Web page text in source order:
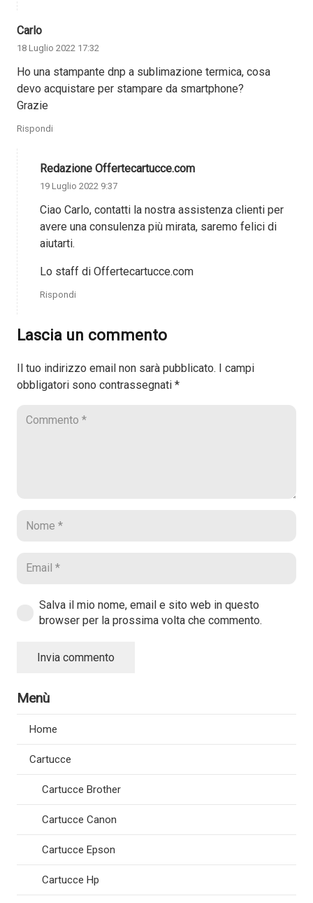
Carlo
18 Luglio 2022 17:32
Ho una stampante dnp a sublimazione termica, cosa
devo acquistare per stampare da smartphone?
Grazie
Rispondi
Redazione Offertecartucce.com
19 Luglio 2022 9:37
Ciao Carlo, contatti la nostra assistenza clienti per
avere una consulenza più mirata, saremo felici di
aiutarti.
Lo staff di Offertecartucce.com
Rispondi
Lascia un commento
Il tuo indirizzo email non sarà pubblicato. I campi
obbligatori sono contrassegnati *
Salva il mio nome, email e sito web in questo
browser per la prossima volta che commento.
Invia commento
Menù
Home
Cartucce
Cartucce Brother
Cartucce Canon
Cartucce Epson
Cartucce Hp